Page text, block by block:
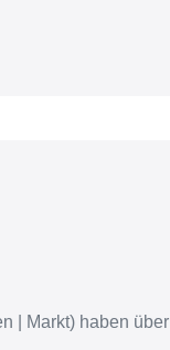
| Markt) haben